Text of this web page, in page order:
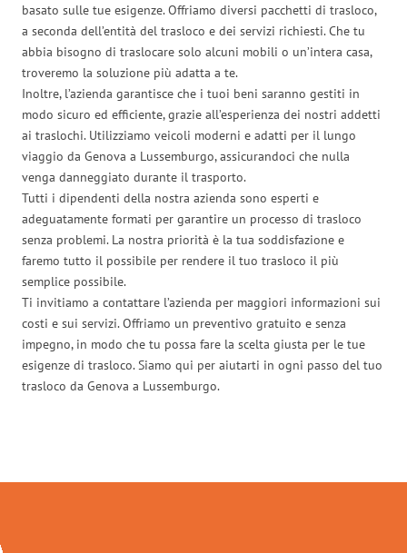
basato sulle tue esigenze. Offriamo diversi pacchetti di trasloco,
a seconda dell’entità del trasloco e dei servizi richiesti. Che tu
abbia bisogno di traslocare solo alcuni mobili o un’intera casa,
troveremo la soluzione più adatta a te.
Inoltre, l’azienda garantisce che i tuoi beni saranno gestiti in
modo sicuro ed efficiente, grazie all’esperienza dei nostri addetti
ai traslochi. Utilizziamo veicoli moderni e adatti per il lungo
viaggio da Genova a Lussemburgo, assicurandoci che nulla
venga danneggiato durante il trasporto.
Tutti i dipendenti della nostra azienda sono esperti e
adeguatamente formati per garantire un processo di trasloco
senza problemi. La nostra priorità è la tua soddisfazione e
faremo tutto il possibile per rendere il tuo trasloco il più
semplice possibile.
Ti invitiamo a contattare l’azienda per maggiori informazioni sui
costi e sui servizi. Offriamo un preventivo gratuito e senza
impegno, in modo che tu possa fare la scelta giusta per le tue
esigenze di trasloco. Siamo qui per aiutarti in ogni passo del tuo
trasloco da Genova a Lussemburgo.